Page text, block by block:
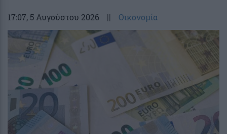
17:07, 5 Αυγούστου 2026 || Οικονομία